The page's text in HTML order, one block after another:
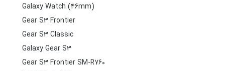
Galaxy Watch (46mm)
Gear S3 Frontier
Gear S3 Classic
Galaxy Gear S3
Gear S3 Frontier SM-R760